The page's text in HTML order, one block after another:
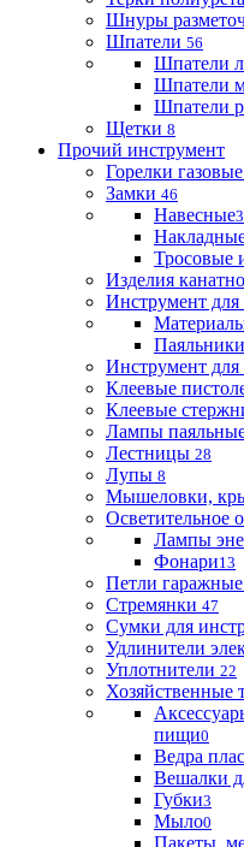
Шнуры
Шпатели 56
Шпатели
Шпатели
Шпатели
Щетки 8
Прочий инструмент
Горелки газовые
Замки 46
Навесные
Тросовые
Изделия
Инструмент для
Инструмент для
Клеевые
Клеевые
Лампы
Лестницы 28
Лупы 8
Мышеловки,
Осветительное
Лампы
Фонари13
Петли гаражные
Стремянки 47
Сумки для
Удлинители
Уплотнители 22
Хозяйственные
пищи0
Ведра
Вешалки
Губки3
Мыло0
Пакеты,